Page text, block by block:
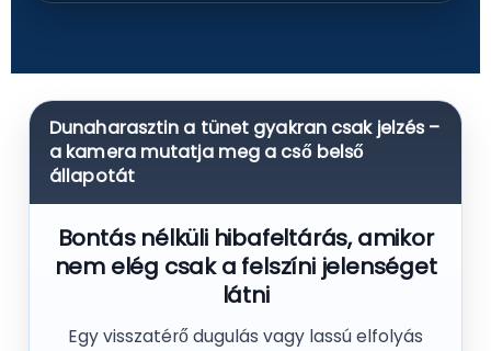
Dunaharasztin a tünet gyakran csak jelzés –
a kamera mutatja meg a cső belső
állapotát
Bontás nélküli hibafeltárás, amikor
nem elég csak a felszíni jelenséget
látni
Egy visszatérő dugulás vagy lassú elfolyás